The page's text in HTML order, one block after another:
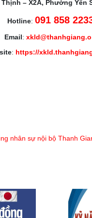
– X2A, Phường Yên
Hotline:091 858
Email:
: https://
nhân sự nội bộ Thanh